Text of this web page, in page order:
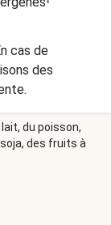
cas de
des
du poisson,
des fruits à